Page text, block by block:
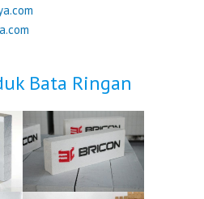
Bata Ringan